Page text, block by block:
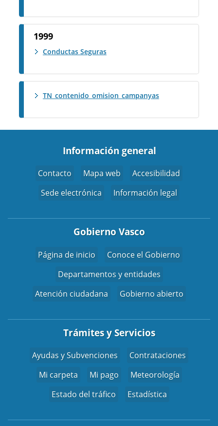
1999
Conductas Seguras
TN_contenido_omision_campanyas
Información general
Contacto Mapa web
Accesibilidad
Sede electrónica
Información legal
Gobierno Vasco
Página de inicio
Conoce el Gobierno
Departamentos y entidades
Atención ciudadana
Gobierno abierto
Trámites y Servicios
Ayudas y Subvenciones
Contrataciones
Mi carpeta
Mi pago
Meteorología
Estado del tráfico
Estadística